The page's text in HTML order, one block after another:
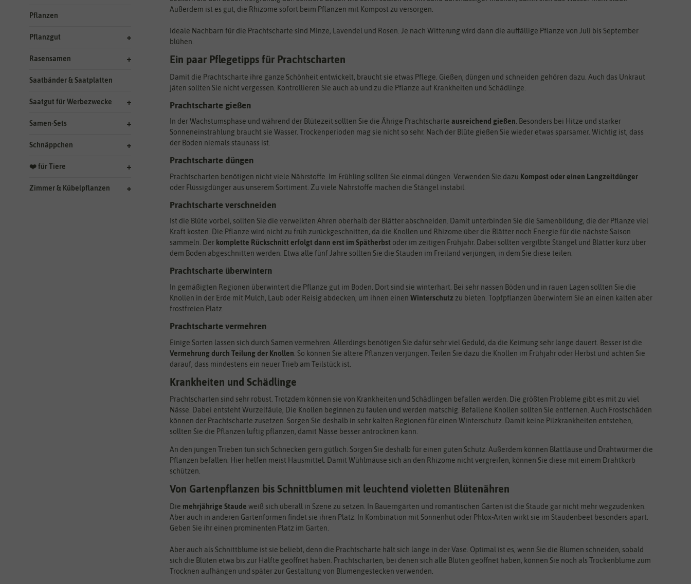
Pflanzen
Pflanzgut
Rasensamen
Saatbänder & Saatplatten
Saatgut für Werbezwecke
Samen-Sets
Schnäppchen
❤️ für Tiere
Zimmer & Kübelpflanzen
Außerdem ist es gut, die Rhizome sofort beim Pflanzen mit Kompost zu versorgen.
Ideale Nachbarn für die Prachtscharte sind Minze, Lavendel und Rosen. Je nach Witterung wird dann die auffällige Pflanze von Juli bis September
blühen.
Ein paar Pflegetipps für Prachtscharten
Damit die Prachtscharte ihre ganze Schönheit entwickelt, braucht sie etwas Pflege. Gießen, düngen und schneiden gehören dazu. Auch das Unkraut
jäten sollten Sie nicht vergessen. Kontrollieren Sie auch ab und zu die Pflanze auf Krankheiten und Schädlinge.
Prachtscharte gießen
In der Wachstumsphase und während der Blütezeit sollten Sie die Ährige Prachtscharte ausreichend gießen . Besonders bei Hitze und starker
Sonneneinstrahlung braucht sie Wasser. Trockenperioden mag sie nicht so sehr. Nach der Blüte gießen Sie wieder etwas sparsamer. Wichtig ist, dass
der Boden niemals staunass ist.
Prachtscharte düngen
Prachtscharten benötigen nicht viele Nährstoffe. Im Frühling sollten Sie einmal düngen. Verwenden Sie dazu Kompost oder einen Langzeitdünger
oder Flüssigdünger aus unserem Sortiment. Zu viele Nährstoffe machen die Stängel instabil.
Prachtscharte verschneiden
Ist die Blüte vorbei, sollten Sie die verwelkten Ähren oberhalb der Blätter abschneiden. Damit unterbinden Sie die Samenbildung, die der Pflanze viel
Kraft kosten. Die Pflanze wird nicht zu früh zurückgeschnitten, da die Knollen und Rhizome über die Blätter noch Energie für die nächste Saison
sammeln. Der komplette Rückschnitt erfolgt dann erst im Spätherbst oder im zeitigen Frühjahr. Dabei sollten vergilbte Stängel und Blätter kurz über
dem Boden abgeschnitten werden. Etwa alle fünf Jahre sollten Sie die Stauden im Freiland verjüngen, in dem Sie diese teilen.
Prachtscharte überwintern
In gemäßigten Regionen überwintert die Pflanze gut im Boden. Dort sind sie winterhart. Bei sehr nassen Böden und in rauen Lagen sollten Sie die
Knollen in der Erde mit Mulch, Laub oder Reisig abdecken, um ihnen einen Winterschutz zu bieten. Topfpflanzen überwintern Sie an einen kalten aber
frostfreien Platz.
Prachtscharte vermehren
Einige Sorten lassen sich durch Samen vermehren. Allerdings benötigen Sie dafür sehr viel Geduld, da die Keimung sehr lange dauert. Besser ist die
Vermehrung durch Teilung der Knollen . So können Sie ältere Pflanzen verjüngen. Teilen Sie dazu die Knollen im Frühjahr oder Herbst und achten Sie
darauf, dass mindestens ein neuer Trieb am Teilstück ist.
Krankheiten und Schädlinge
Prachtscharten sind sehr robust. Trotzdem können sie von Krankheiten und Schädlingen befallen werden. Die größten Probleme gibt es mit zu viel
Nässe. Dabei entsteht Wurzelfäule, Die Knollen beginnen zu faulen und werden matschig. Befallene Knollen sollten Sie entfernen. Auch Frostschäden
können der Prachtscharte zusetzen. Sorgen Sie deshalb in sehr kalten Regionen für einen Winterschutz. Damit keine Pilzkrankheiten entstehen,
sollten Sie die Pflanzen luftig pflanzen, damit Nässe besser antrocknen kann.
An den jungen Trieben tun sich Schnecken gern gütlich. Sorgen Sie deshalb für einen guten Schutz. Außerdem können Blattläuse und Drahtwürmer die
Pflanzen befallen. Hier helfen meist Hausmittel. Damit Wühlmäuse sich an den Rhizome nicht vergreifen, können Sie diese mit einem Drahtkorb
schützen.
Von Gartenpflanzen bis Schnittblumen mit leuchtend violetten Blütenähren
Die mehrjährige Staude weiß sich überall in Szene zu setzen. In Bauerngärten und romantischen Gärten ist die Staude gar nicht mehr wegzudenken.
Aber auch in anderen Gartenformen findet sie ihren Platz. In Kombination mit Sonnenhut oder Phlox-Arten wirkt sie im Staudenbeet besonders apart.
Geben Sie ihr einen prominenten Platz im Garten.
Aber auch als Schnittblume ist sie beliebt, denn die Prachtscharte hält sich lange in der Vase. Optimal ist es, wenn Sie die Blumen schneiden, sobald
sich die Blüten etwa bis zur Hälfte geöffnet haben. Prachtscharten, bei denen sich alle Blüten geöffnet haben, können Sie noch als Trockenblume zum
Trocknen aufhängen und später zur Gestaltung von Blumengestecken verwenden.